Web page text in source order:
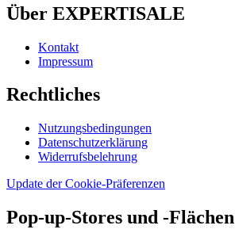
Über EXPERTISALE
Kontakt
Impressum
Rechtliches
Nutzungsbedingungen
Datenschutzerklärung
Widerrufsbelehrung
Update der Cookie-Präferenzen
Pop-up-Stores und -Flächen